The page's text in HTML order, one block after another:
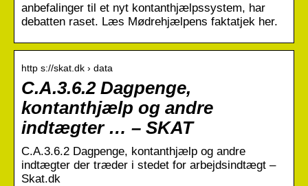
anbefalinger til et nyt kontanthjælpssystem, har
debatten raset. Læs Mødrehjælpens faktatjek her.
http s://skat.dk › data
C.A.3.6.2 Dagpenge,
kontanthjælp og andre
indtægter … – SKAT
C.A.3.6.2 Dagpenge, kontanthjælp og andre
indtægter der træder i stedet for arbejdsindtægt –
Skat.dk